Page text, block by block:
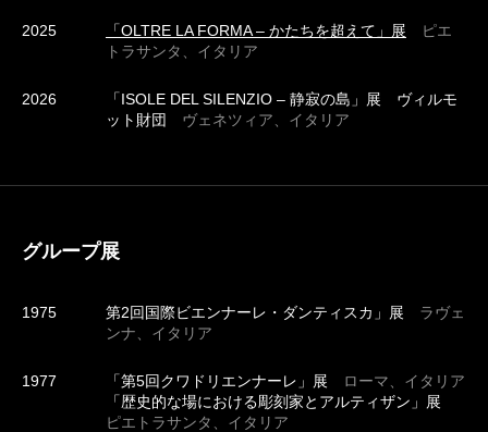
2025 「OLTRE LA FORMA – かたちを超えて」展
ピエ
トラサンタ、イタリア
2026
「ISOLE DEL SILENZIO – 静寂の島」展 ヴィルモ
ット財団 ヴェネツィア、イタリア
グループ展
1975 第2回国際ビエンナーレ・ダンティスカ」展 ラヴェ
ンナ、イタリア
1977 「第5回クワドリエンナーレ」展
ローマ、イタリア
「歴史的な場における彫刻家とアルティザン」展
ピエトラサンタ、イタリア